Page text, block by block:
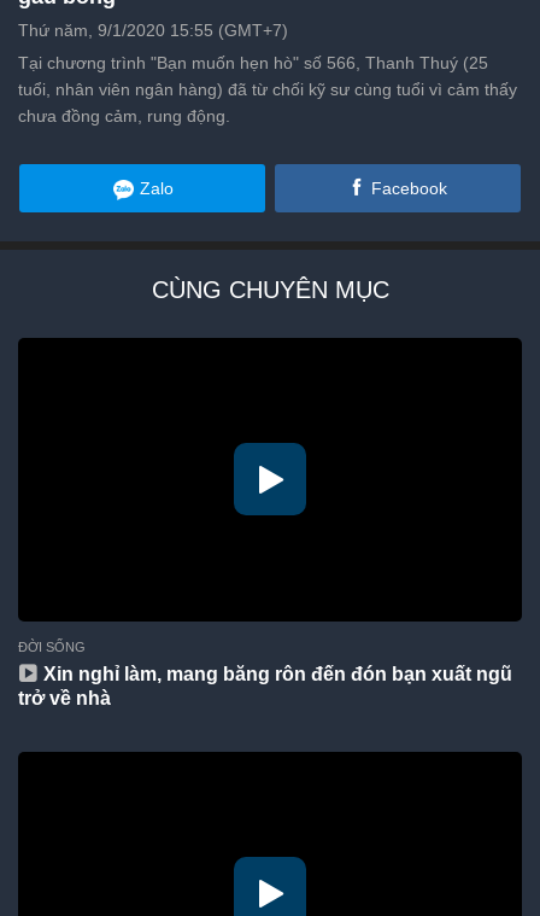
Thứ năm, 9/1/2020 15:55 (GMT+7)
Tại chương trình "Bạn muốn hẹn hò" số 566, Thanh Thuý (25
tuổi, nhân viên ngân hàng) đã từ chối kỹ sư cùng tuổi vì cảm thấy
chưa đồng cảm, rung động.
Zalo Facebook
ĐỜI SỐNG
Xin nghỉ làm, mang băng rôn đến đón bạn xuất ngũ
trở về nhà